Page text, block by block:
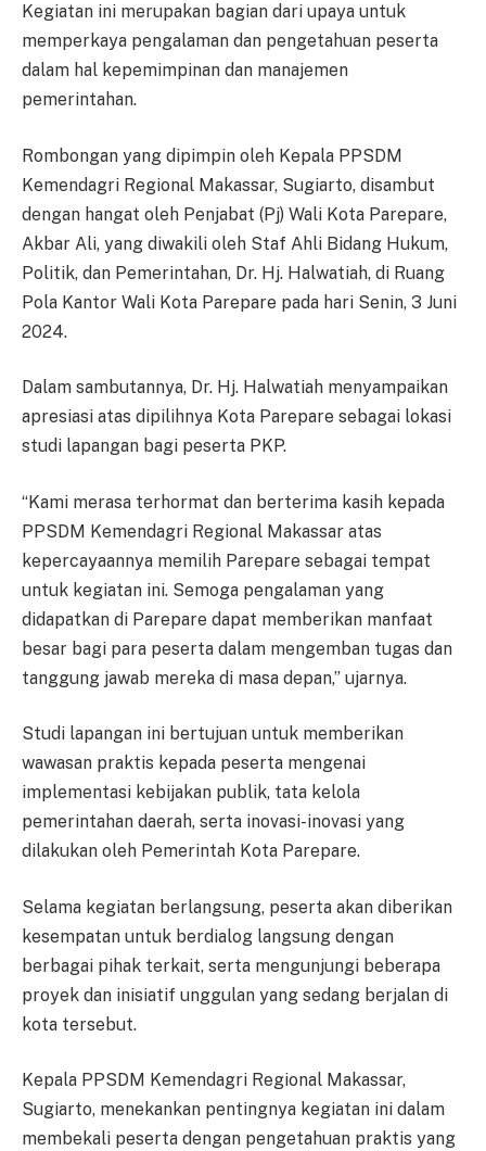
Kegiatan ini merupakan bagian dari upaya untuk
memperkaya pengalaman dan pengetahuan peserta
dalam hal kepemimpinan dan manajemen
pemerintahan.
Rombongan yang dipimpin oleh Kepala PPSDM
Kemendagri Regional Makassar, Sugiarto, disambut
dengan hangat oleh Penjabat (Pj) Wali Kota Parepare,
Akbar Ali, yang diwakili oleh Staf Ahli Bidang Hukum,
Politik, dan Pemerintahan, Dr. Hj. Halwatiah, di Ruang
Pola Kantor Wali Kota Parepare pada hari Senin, 3 Juni
2024.
Dalam sambutannya, Dr. Hj. Halwatiah menyampaikan
apresiasi atas dipilihnya Kota Parepare sebagai lokasi
studi lapangan bagi peserta PKP.
“Kami merasa terhormat dan berterima kasih kepada
PPSDM Kemendagri Regional Makassar atas
kepercayaannya memilih Parepare sebagai tempat
untuk kegiatan ini. Semoga pengalaman yang
didapatkan di Parepare dapat memberikan manfaat
besar bagi para peserta dalam mengemban tugas dan
tanggung jawab mereka di masa depan,” ujarnya.
Studi lapangan ini bertujuan untuk memberikan
wawasan praktis kepada peserta mengenai
implementasi kebijakan publik, tata kelola
pemerintahan daerah, serta inovasi-inovasi yang
dilakukan oleh Pemerintah Kota Parepare.
Selama kegiatan berlangsung, peserta akan diberikan
kesempatan untuk berdialog langsung dengan
berbagai pihak terkait, serta mengunjungi beberapa
proyek dan inisiatif unggulan yang sedang berjalan di
kota tersebut.
Kepala PPSDM Kemendagri Regional Makassar,
Sugiarto, menekankan pentingnya kegiatan ini dalam
membekali peserta dengan pengetahuan praktis yang